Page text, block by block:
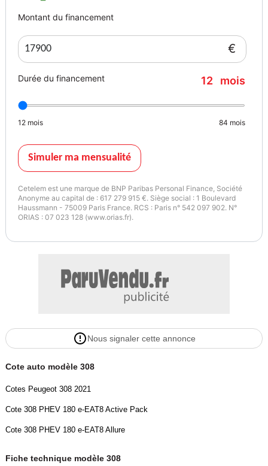
- volant cuir : oui
- sièges arrières rabattable : oui
- jantes : alliage
- jantes alliage : oui
Couleur
Puissance réelle
Vignette Crit’Air
Couleur intérieur
gris
Autres informations
Première main
Garantie mécanique
Montant du financement
€
Durée du financement 12 mois
12 mois 84 mois
Simuler ma mensualité
Cetelem est une marque de BNP Paribas Personal Finance, Société
Anonyme au capital de : 617 279 915 €. Siège social : 1 Boulevard
Haussmann - 75009 Paris France. RCS : Paris n° 542 097 902. N°
ORIAS : 07 023 128 (www.orias.fr).
Nous signaler cette annonce
Cote auto modèle 308
Cotes Peugeot 308 2021
Cote 308 PHEV 180 e-EAT8 Active Pack
Cote 308 PHEV 180 e-EAT8 Allure
Fiche technique modèle 308